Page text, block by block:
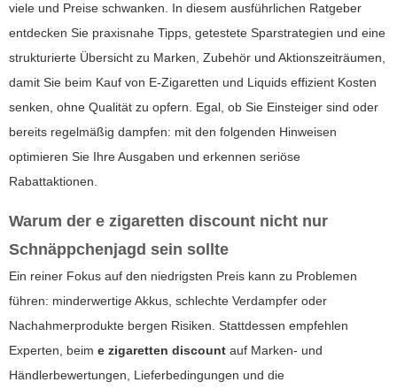
viele und Preise schwanken. In diesem ausführlichen Ratgeber
entdecken Sie praxisnahe Tipps, getestete Sparstrategien und eine
strukturierte Übersicht zu Marken, Zubehör und Aktionszeiträumen,
damit Sie beim Kauf von E-Zigaretten und Liquids effizient Kosten
senken, ohne Qualität zu opfern. Egal, ob Sie Einsteiger sind oder
bereits regelmäßig dampfen: mit den folgenden Hinweisen
optimieren Sie Ihre Ausgaben und erkennen seriöse
Rabattaktionen.
Warum der e zigaretten discount nicht nur
Schnäppchenjagd sein sollte
Ein reiner Fokus auf den niedrigsten Preis kann zu Problemen
führen: minderwertige Akkus, schlechte Verdampfer oder
Nachahmerprodukte bergen Risiken. Stattdessen empfehlen
Experten, beim e zigaretten discount auf Marken- und
Händlerbewertungen, Lieferbedingungen und die